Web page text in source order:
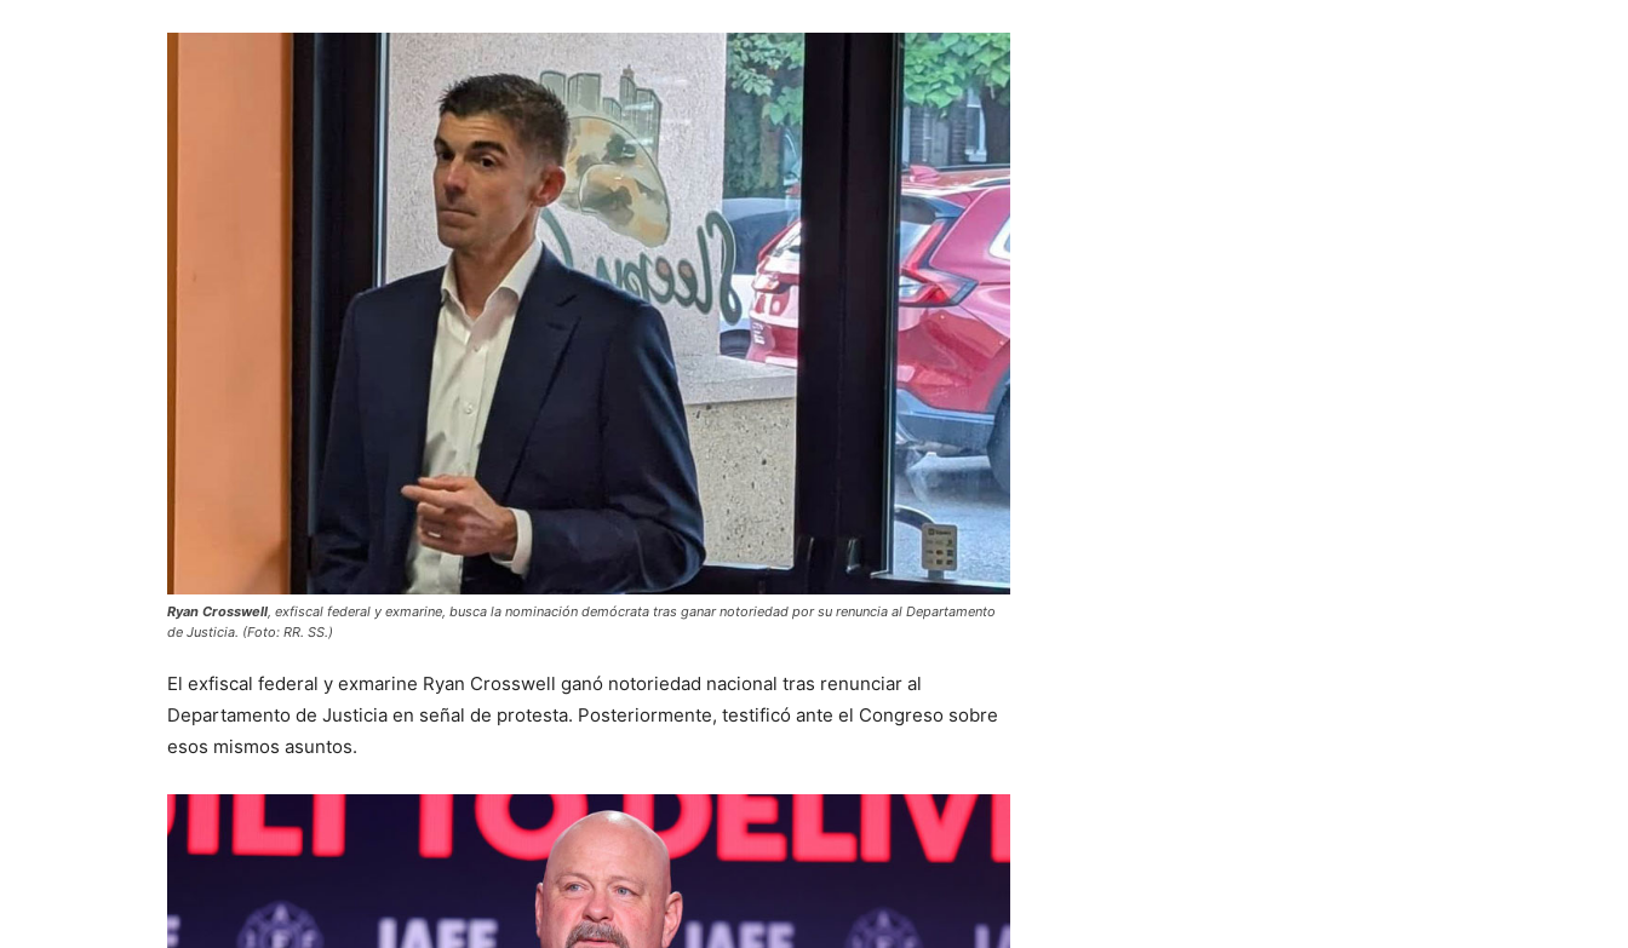
Ryan Crosswell, exfiscal federal y exmarine, busca la nominación demócrata tras ganar notoriedad por su renuncia al Departamento
de Justicia. (Foto: RR. SS.)
El exfiscal federal y exmarine Ryan Crosswell ganó notoriedad nacional tras renunciar al
Departamento de Justicia en señal de protesta. Posteriormente, testificó ante el Congreso sobre
esos mismos asuntos.